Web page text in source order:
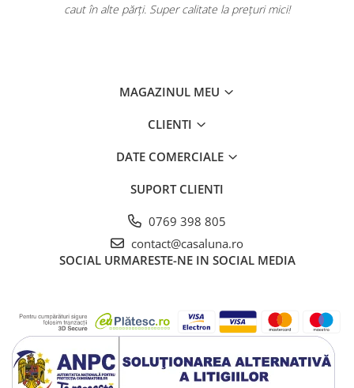
caut în alte părți. Super calitate la prețuri mici!
MAGAZINUL MEU
CLIENTI
DATE COMERCIALE
SUPORT CLIENTI
0769 398 805
contact@casaluna.ro
SOCIAL URMARESTE-NE IN SOCIAL MEDIA